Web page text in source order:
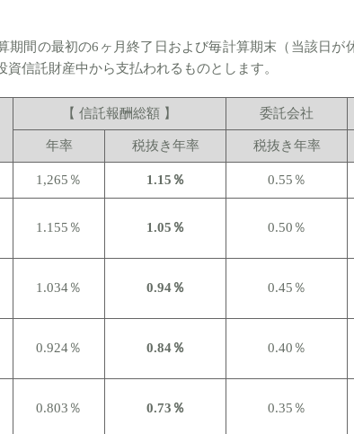
間の最初の6ヶ月終了日および毎計算期末（当該日が
資信託財産中から支払われるものとします。
【 信託報酬総額 】 委託会社
年率 税抜き年率 税抜き年率
1,265％ 1.15％ 0.55％
1.155％ 1.05％ 0.50％
1.034％ 0.94％ 0.45％
0.924％ 0.84％ 0.40％
0.803％ 0.73％ 0.35％